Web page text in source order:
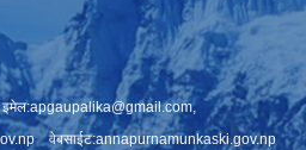
apgaupalika@gmail.com,
वेबसाईट:annapurnamunkaski.gov.np